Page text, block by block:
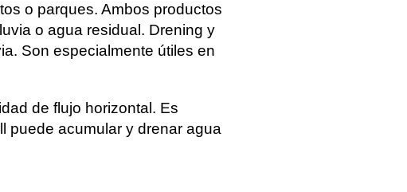
o parques. Ambos productos
o agua residual. Drening y
Son especialmente útiles en
de flujo horizontal. Es
puede acumular y drenar agua